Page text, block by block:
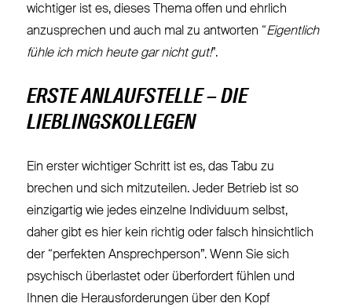
wichtiger ist es, dieses Thema offen und ehrlich
anzusprechen und auch mal zu antworten “Eigentlich
fühle ich mich heute gar nicht gut!”.
ERSTE ANLAUFSTELLE – DIE
LIEBLINGSKOLLEGEN
Ein erster wichtiger Schritt ist es, das Tabu zu
brechen und sich mitzuteilen. Jeder Betrieb ist so
einzigartig wie jedes einzelne Individuum selbst,
daher gibt es hier kein richtig oder falsch hinsichtlich
der “perfekten Ansprechperson”. Wenn Sie sich
psychisch überlastet oder überfordert fühlen und
Ihnen die Herausforderungen über den Kopf